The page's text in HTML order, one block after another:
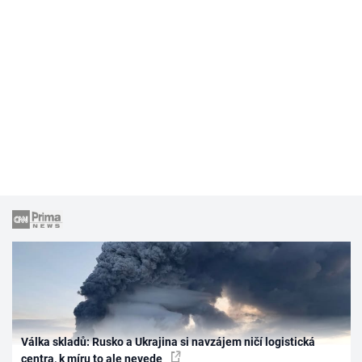
Válka skladů: Rusko a Ukrajina si navzájem ničí logistická
centra, k míru to ale nevede